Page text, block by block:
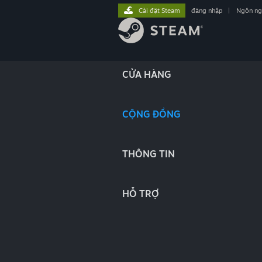
CỬA HÀNG
CỘNG ĐỒNG
THÔNG TIN
HỖ TRỢ
Cài đặt Steam đăng nhập Ngôn